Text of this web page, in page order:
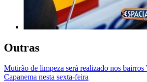
Outras
Mutirão de limpeza será realizado nos
Capanema nesta sexta-feira